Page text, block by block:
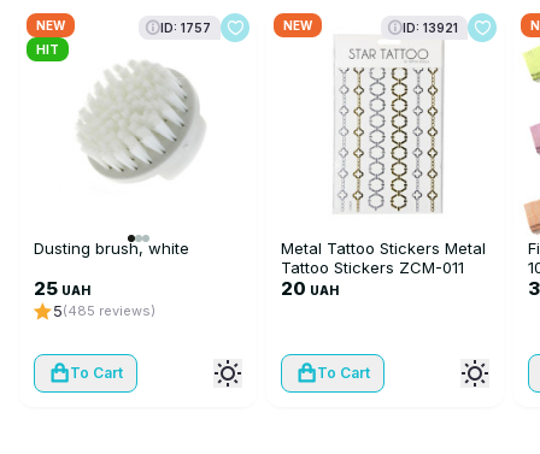
NEW
HIT
ID: 1757
Dusting brush, white
25 UAH
5(485 reviews)
To Cart
NEW ID: 13921
Metal Tattoo Stickers Metal
Tattoo Stickers ZCM-011
20 UAH
To Cart